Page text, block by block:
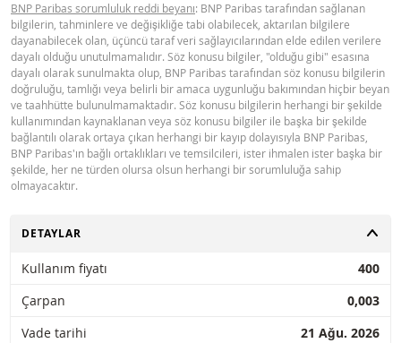
BNP Paribas sorumluluk reddi beyanı: BNP Paribas tarafından sağlanan
bilgilerin, tahminlere ve değişikliğe tabi olabilecek, aktarılan bilgilere
dayanabilecek olan, üçüncü taraf veri sağlayıcılarından elde edilen verilere
dayalı olduğu unutulmamalıdır. Söz konusu bilgiler, "olduğu gibi" esasına
dayalı olarak sunulmakta olup, BNP Paribas tarafından söz konusu bilgilerin
doğruluğu, tamlığı veya belirli bir amaca uygunluğu bakımından hiçbir beyan
ve taahhütte bulunulmamaktadır. Söz konusu bilgilerin herhangi bir şekilde
kullanımından kaynaklanan veya söz konusu bilgiler ile başka bir şekilde
bağlantılı olarak ortaya çıkan herhangi bir kayıp dolayısıyla BNP Paribas,
BNP Paribas'ın bağlı ortaklıkları ve temsilcileri, ister ihmalen ister başka bir
şekilde, her ne türden olursa olsun herhangi bir sorumluluğa sahip
olmayacaktır.
AÇ
DETAYLAR
Kullanım fiyatı
400
Çarpan
0,003
Vade tarihi
21 Ağu. 2026